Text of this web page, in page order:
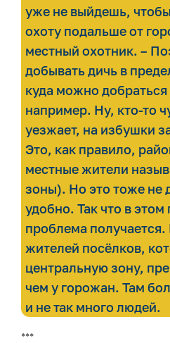
уже не выйдешь,
охоту подальше от
местный охотник. –
добывать дичь в
куда можно
например. Ну, кто-то
уезжает, на избушки
Это, как правило,
местные жители
зоны). Но это тоже не
удобно. Так что в этом
проблема
жителей посёлков,
центральную зону,
чем у горожан. Там
и не так много людей.
***